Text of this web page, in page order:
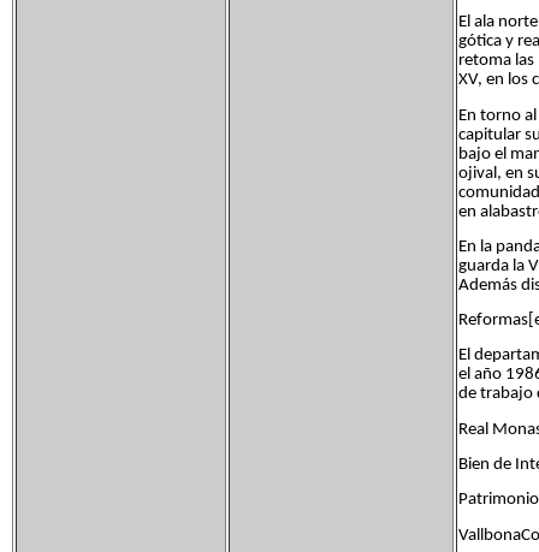
El ala
gótica y
retoma las
XV, en los
En torno
capitular
bajo el
ojival, en
en
En la
guarda la
Además
El
el año
de trabajo
Real
Bien de